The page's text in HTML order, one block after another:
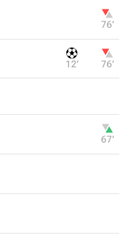
76‎’‎
12‎’‎ 76‎’‎
67‎’‎